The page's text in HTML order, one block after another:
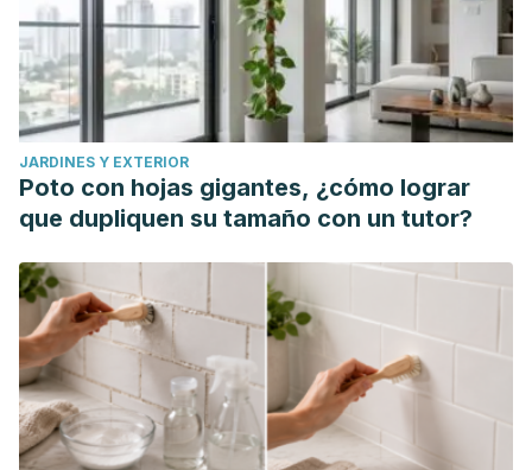
JARDINES Y EXTERIOR
Poto con hojas gigantes, ¿cómo lograr
que dupliquen su tamaño con un tutor?